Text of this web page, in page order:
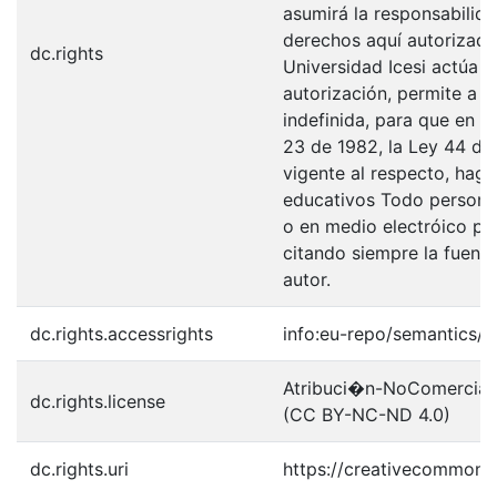
dc.rights
asumirá la
derechos aquí
Universidad Icesi actúa
autorización, permite a
indefinida, para que en
23 de 1982, la Ley 44
vigente al respecto,
educativos Todo
o en medio electróico
citando siempre la
autor.
dc.rights.accessrights info:eu-repo/semantics/
dc.rights.license
Atribuci�n-
(CC BY-NC-ND 4.0)
dc.rights.uri https://